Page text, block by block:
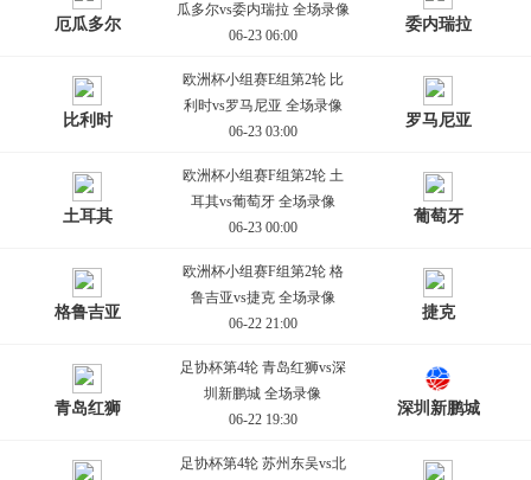
厄瓜多尔
瓜多尔vs委内瑞拉 全场录像
06-23 06:00
委内瑞拉
比利时
欧洲杯小组赛E组第2轮 比
利时vs罗马尼亚 全场录像
06-23 03:00
罗马尼亚
土耳其
欧洲杯小组赛F组第2轮 土
耳其vs葡萄牙 全场录像
06-23 00:00
葡萄牙
格鲁吉亚
欧洲杯小组赛F组第2轮 格
鲁吉亚vs捷克 全场录像
06-22 21:00
捷克
青岛红狮
足协杯第4轮 青岛红狮vs深
圳新鹏城 全场录像
06-22 19:30
深圳新鹏城
足协杯第4轮 苏州东吴vs北